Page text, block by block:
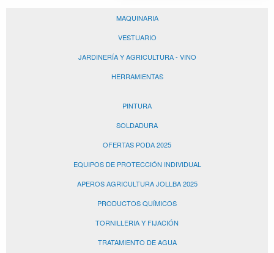
MAQUINARIA
VESTUARIO
JARDINERÍA Y AGRICULTURA - VINO
HERRAMIENTAS
PINTURA
SOLDADURA
OFERTAS PODA 2025
EQUIPOS DE PROTECCIÓN INDIVIDUAL
APEROS AGRICULTURA JOLLBA 2025
PRODUCTOS QUÍMICOS
TORNILLERIA Y FIJACIÓN
TRATAMIENTO DE AGUA